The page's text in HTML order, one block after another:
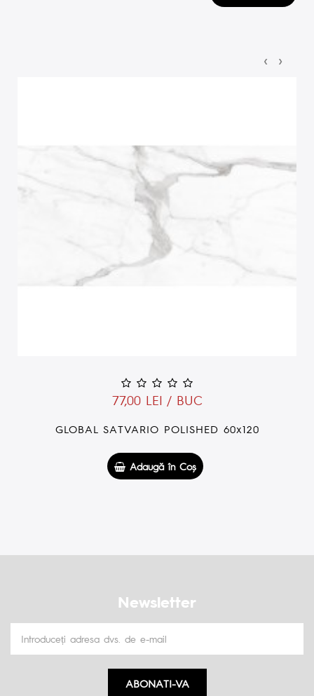
77,00 LEI / BUC
GLOBAL SATVARIO POLISHED 60x120
Adaugă în Coş
‹ ›
Newsletter
ABONATI-VA